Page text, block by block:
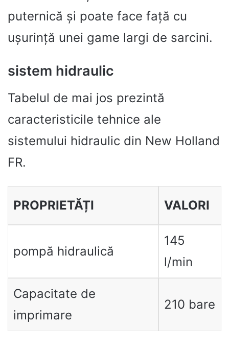
puternică și poate face față cu
ușurință unei game largi de sarcini.
sistem hidraulic
Tabelul de mai jos prezintă
caracteristicile tehnice ale
sistemului hidraulic din New Holland
FR.
PROPRIETĂȚI VALORI
pompă hidraulică
145
l/min
Capacitate de
imprimare
210 bare